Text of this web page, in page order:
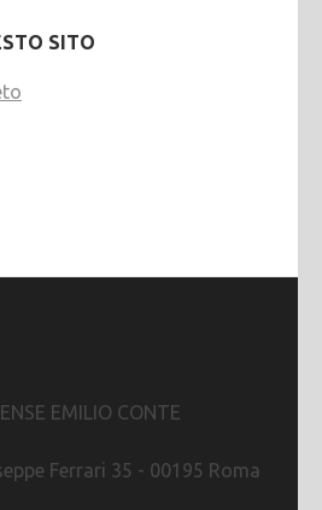
SITO
EMILIO CONTE
Ferrari 35 - 00195 Roma